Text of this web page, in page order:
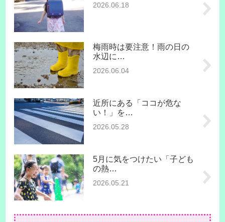
2026.06.18
梅雨時は要注意！雨の日の
水辺に…
2026.06.04
近所にある「ココが危な
い！」を…
2026.05.28
5月に気をつけたい「子ども
の熱…
2026.05.21